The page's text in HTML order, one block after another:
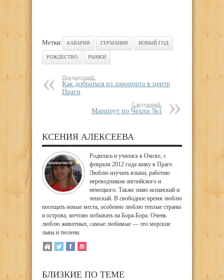
Метки: БАВАРИЯ ГЕРМАНИЯ НОВЫЙ ГОД
РОЖДЕСТВО РЫНКИ
Предыдущий:
Как добраться из аэропорта в центр
Праги
Следующий:
Маршрут по Чехии №1
КСЕНИЯ АЛЕКСЕЕВА
Родилась и училась в Омске, с
февраля 2012 года живу в Праге.
Люблю изучать языки, работаю
переводчиком английского и
немецкого. Также знаю испанский и
чешский. В свободное время люблю
посещать новые места, особенно люблю теплые страны
и острова, мечтаю побывать на Бора-Бора. Очень
люблю животных, самые любимые — это морские
львы и тюлени.
БЛИЗКИЕ ПО ТЕМЕ